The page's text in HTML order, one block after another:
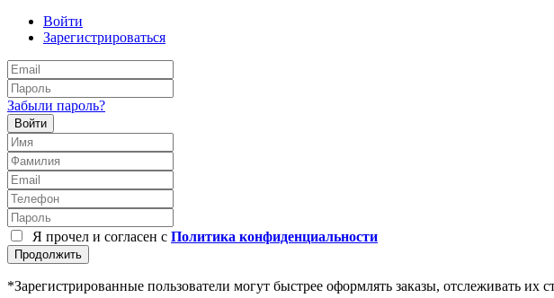
Войти
Зарегистрироваться
Забыли пароль?
Войти
Я прочел и согласен с Политика конфиденциальности
Продолжить
*Зарегистрированные пользователи могут быстрее оформлять заказы, отслеживать их